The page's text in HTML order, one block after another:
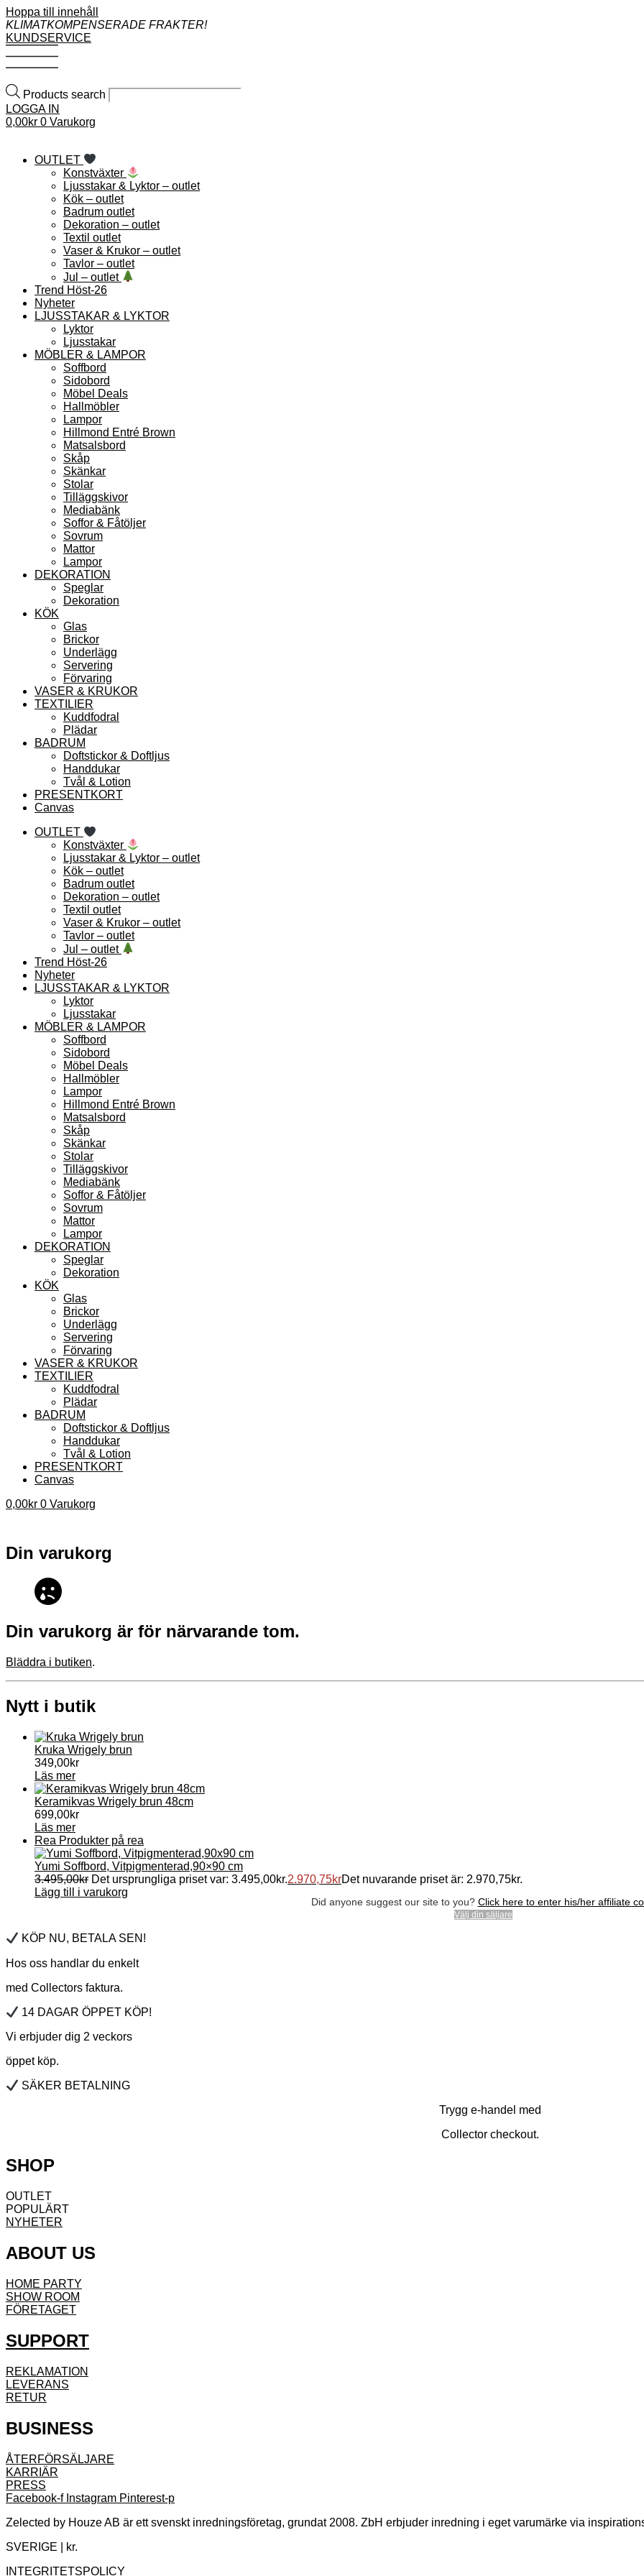
Hoppa till innehåll
KLIMATKOMPENSERADE FRAKTER!
KUNDSERVICE
Products search
LOGGA IN
0,00kr 0 Varukorg
OUTLET
Konstväxter
Ljusstakar & Lyktor – outlet
Kök – outlet
Badrum outlet
Dekoration – outlet
Textil outlet
Vaser & Krukor – outlet
Tavlor – outlet
Jul – outlet
Trend Höst-26
Nyheter
LJUSSTAKAR & LYKTOR
Lyktor
Ljusstakar
MÖBLER & LAMPOR
Soffbord
Sidobord
Möbel Deals
Hallmöbler
Lampor
Hillmond Entré Brown
Matsalsbord
Skåp
Skänkar
Stolar
Tilläggskivor
Mediabänk
Soffor & Fåtöljer
Sovrum
Mattor
Lampor
DEKORATION
Speglar
Dekoration
KÖK
Glas
Brickor
Underlägg
Servering
Förvaring
VASER & KRUKOR
TEXTILIER
Kuddfodral
Plädar
BADRUM
Doftstickor & Doftljus
Handdukar
Tvål & Lotion
PRESENTKORT
Canvas
OUTLET
Konstväxter
Ljusstakar & Lyktor – outlet
Kök – outlet
Badrum outlet
Dekoration – outlet
Textil outlet
Vaser & Krukor – outlet
Tavlor – outlet
Jul – outlet
Trend Höst-26
Nyheter
LJUSSTAKAR & LYKTOR
Lyktor
Ljusstakar
MÖBLER & LAMPOR
Soffbord
Sidobord
Möbel Deals
Hallmöbler
Lampor
Hillmond Entré Brown
Matsalsbord
Skåp
Skänkar
Stolar
Tilläggskivor
Mediabänk
Soffor & Fåtöljer
Sovrum
Mattor
Lampor
DEKORATION
Speglar
Dekoration
KÖK
Glas
Brickor
Underlägg
Servering
Förvaring
VASER & KRUKOR
TEXTILIER
Kuddfodral
Plädar
BADRUM
Doftstickor & Doftljus
Handdukar
Tvål & Lotion
PRESENTKORT
Canvas
0,00kr 0 Varukorg
Din varukorg
Din varukorg är för närvarande tom.
Bläddra i butiken.
Nytt i butik
Kruka Wrigely brun
349,00kr
Läs mer
Keramikvas Wrigely brun 48cm
699,00kr
Läs mer
Rea Produkter på rea
Yumi Soffbord, Vitpigmenterad,90×90 cm
3.495,00kr Det ursprungliga priset var: 3.495,00kr.2.970,75krDet nuvarande priset är: 2.970,75kr.
Lägg till i varukorg
Did anyone suggest our site to you? Click here to enter his/her affiliate
Välj din säljare
KÖP NU, BETALA SEN!
Hos oss handlar du enkelt
med Collectors faktura.
14 DAGAR ÖPPET KÖP!
Vi erbjuder dig 2 veckors
öppet köp.
SÄKER BETALNING
Trygg e-handel med
Collector checkout.
SHOP
OUTLET
POPULÄRT
NYHETER
ABOUT US
HOME PARTY
SHOW ROOM
FÖRETAGET
SUPPORT
REKLAMATION
LEVERANS
RETUR
BUSINESS
ÅTERFÖRSÄLJARE
KARRIÄR
PRESS
Facebook-f Instagram Pinterest-p
Zelected by Houze AB är ett svenskt inredningsföretag, grundat 2008. ZbH erbjuder inredning i eget varumärke via
SVERIGE | kr.
INTEGRITETSPOLICY